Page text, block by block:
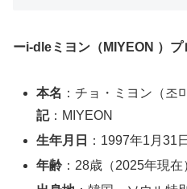
ーi-dleミヨン（MIYEON ）プ
本名 ：チョ・ミヨン（조
記：MIYEON
生年月日
：1997年1月31日
年齢 ：28歳（2025年現在